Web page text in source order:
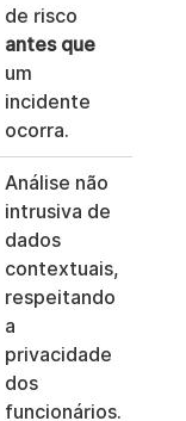
de risco
antes que
um
incidente
ocorra.
Análise não
intrusiva de
dados
contextuais,
respeitando
a
privacidade
dos
funcionários.